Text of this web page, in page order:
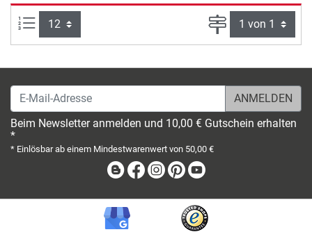
Artikel pro Seite: Seite
E-Mail-Adresse
Beim Newsletter anmelden und 10,00 € Gutschein erhalten
*
* Einlösbar ab einem Mindestwarenwert von 50,00 €
BlogFacebook
Instagram
Pinterest